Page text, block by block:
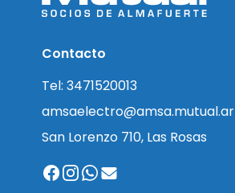
Contacto
Tel: 3471520013
amsaelectro@amsa.mutual.ar
San Lorenzo 710, Las Rosas